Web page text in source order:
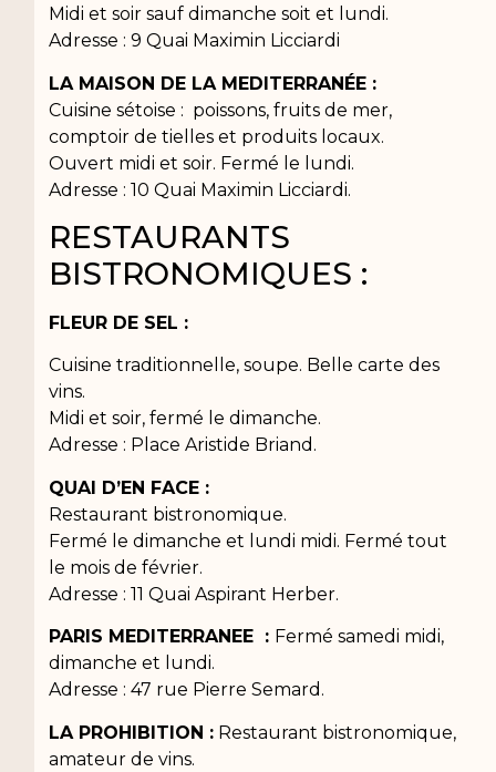
Midi et soir sauf dimanche soit et lundi.
Adresse : 9 Quai Maximin Licciardi
LA MAISON DE LA MEDITERRANÉE :
Cuisine sétoise : poissons, fruits de mer,
comptoir de tielles et produits locaux.
Ouvert midi et soir. Fermé le lundi.
Adresse : 10 Quai Maximin Licciardi.
RESTAURANTS
BISTRONOMIQUES :
FLEUR DE SEL :
Cuisine traditionnelle, soupe. Belle carte des
vins.
Midi et soir, fermé le dimanche.
Adresse : Place Aristide Briand.
QUAI D’EN FACE :
Restaurant bistronomique.
Fermé le dimanche et lundi midi. Fermé tout
le mois de février.
Adresse : 11 Quai Aspirant Herber.
PARIS MEDITERRANEE : Fermé samedi midi,
dimanche et lundi.
Adresse : 47 rue Pierre Semard.
LA PROHIBITION :Restaurant bistronomique,
amateur de vins.